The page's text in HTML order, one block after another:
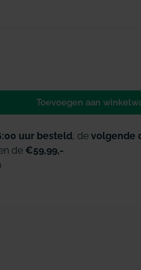
voor Bamboo Piksters
verhogen voor
Toevoegen aan
uur besteld, de volgende
de €59,99,-